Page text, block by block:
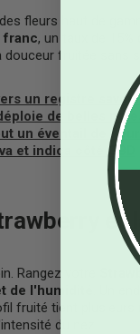
fleurs haut de
franc, un taux de 15%
fruitée sans
un registre
de belles
un éventail de fleurs
et indica côté CBD
et
Rangez votre
de l'humidité
. Un
fruité tient plusieurs
du nez.